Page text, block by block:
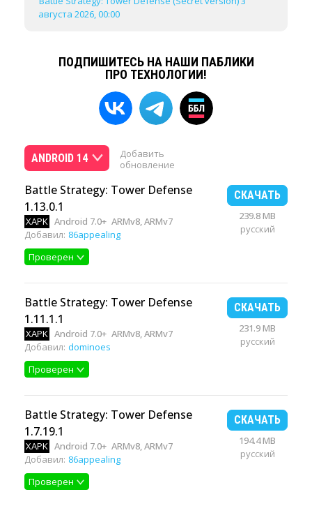
августа 2026, 00:00
ПОДПИШИТЕСЬ НА НАШИ ПАБЛИКИ
ПРО ТЕХНОЛОГИИ!
ANDROID 14
Добавить
обновление
Battle Strategy: Tower Defense
1.13.0.1
XAPK Android 7.0+ ARMv8, ARMv7
Добавил: 86appealing
Проверен
СКАЧАТЬ
239.8 MB
русский
Battle Strategy: Tower Defense
1.11.1.1
XAPK Android 7.0+ ARMv8, ARMv7
Добавил: dominoes
Проверен
СКАЧАТЬ
231.9 MB
русский
Battle Strategy: Tower Defense
1.7.19.1
XAPK Android 7.0+ ARMv8, ARMv7
Добавил: 86appealing
Проверен
СКАЧАТЬ
194.4 MB
русский